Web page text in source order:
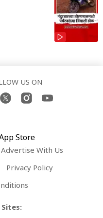
US ON
Advertise With Us
Privacy Policy